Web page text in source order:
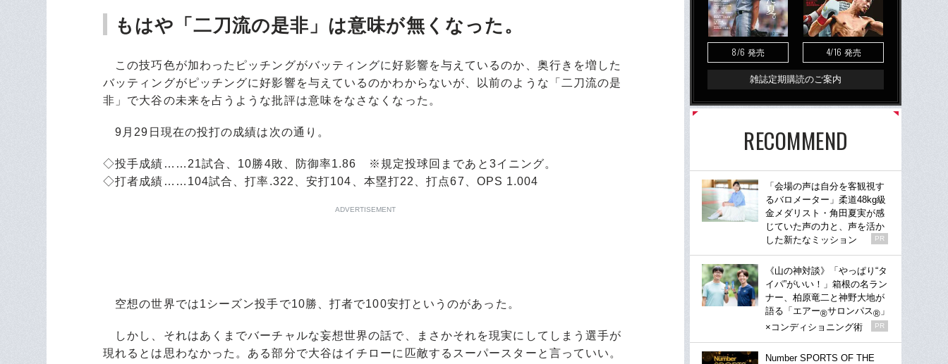
もはや「二刀流の是非」は意味が無くなった。
この技巧色が加わったピッチングがバッティングに好影響を与えているのか、奥行きを増した
バッティングがピッチングに好影響を与えているのかわからないが、以前のような「二刀流の是
非」で大谷の未来を占うような批評は意味をなさなくなった。
9月29日現在の投打の成績は次の通り。
◇投手成績……21試合、10勝4敗、防御率1.86 ※規定投球回まであと3イニング。
◇打者成績……104試合、打率.322、安打104、本塁打22、打点67、OPS 1.004
ADVERTISEMENT
空想の世界では1シーズン投手で10勝、打者で100安打というのがあった。
しかし、それはあくまでバーチャルな妄想世界の話で、まさかそれを現実にしてしまう選手が
現れるとは思わなかった。ある部分で大谷はイチローに匹敵するスーパースターと言っていい。
8/6 発売 4/16 発売
雑誌定期購読のご案内
RECOMMEND
「会場の声は自分を客観視す
るバロメーター」柔道48kg級
金メダリスト・角田夏実が感
じていた声の力と、声を活か
した新たなミッション
PR
《山の神対談》「やっぱり“タ
イパ”がいい！」箱根の名ラン
ナー、柏原竜二と神野大地が
語る「エアー®サロンパス® 」
×コンディショニング術
PR
Number SPORTS OF THE